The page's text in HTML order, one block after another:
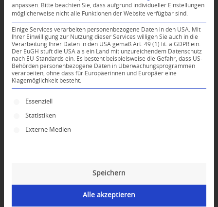
0
KOMMENTARE
Dein Kommentar
An Diskussion beteiligen?
Hinterlassen Sie uns Ihren Kommentar!
anpassen.
Bitte beachten Sie, dass aufgrund individueller Einstellungen
möglicherweise nicht alle Funktionen der Website verfügbar sind.
Einige Services verarbeiten personenbezogene Daten in den USA. Mit
Ihrer Einwilligung zur Nutzung dieser Services willigen Sie auch in die
Verarbeitung Ihrer Daten in den USA gemäß Art. 49 (1) lit. a GDPR ein.
Der EuGH stuft die USA als ein Land mit unzureichendem Datenschutz
nach EU-Standards ein. Es besteht beispielsweise die Gefahr, dass US-
Behörden personenbezogene Daten in Überwachungsprogrammen
verarbeiten, ohne dass für Europäerinnen und Europäer eine
Klagemöglichkeit besteht.
Es folgt eine Liste der Service-Gruppen, für die
Essenziell
Statistiken
Externe Medien
Speichern
Alle akzeptieren